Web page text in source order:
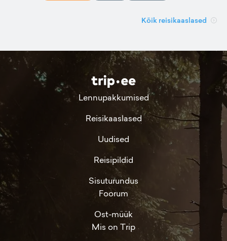
Kõik reisikaaslased
Lennupakkumised
Reisikaaslased
Uudised
Reisipildid
Sisuturundus
Foorum
Ost-müük
Mis on Trip